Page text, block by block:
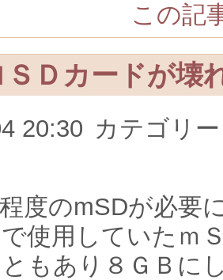
この記
Ｄカードが壊
20:30 カテゴリ
度のmSDが必要
使用していたｍ
もあり８ＧＢに